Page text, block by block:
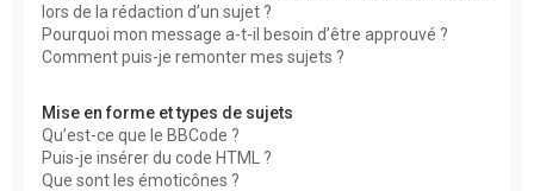
lors de la rédaction d’un sujet ?
Pourquoi mon message a-t-il besoin d’être approuvé ?
Comment puis-je remonter mes sujets ?
Mise en forme et types de sujets
Qu’est-ce que le BBCode ?
Puis-je insérer du code HTML ?
Que sont les émoticônes ?